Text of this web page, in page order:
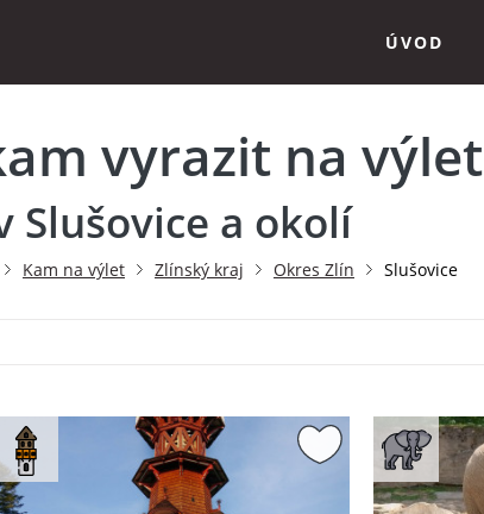
ÚVOD
vyrazit na výlet
Slušovice a okolí
Kam na výlet Zlínský kraj Okres Zlín Slušovice